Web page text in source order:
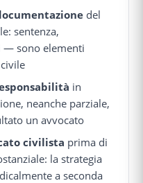
del
sentenza,
— sono elementi
in
neanche parziale,
un avvocato
civilista prima di
la strategia
a seconda